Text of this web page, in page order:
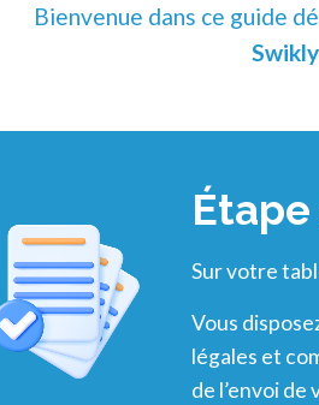
Bienvenue dans ce guide
Swikly
Sur votre
Vous
légales et
de l’envoi de